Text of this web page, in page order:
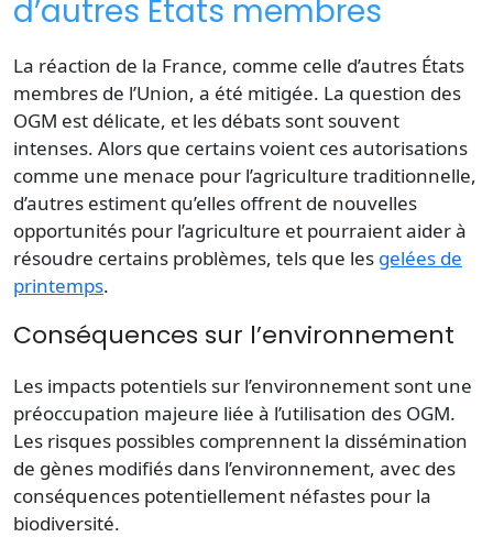
d’autres États membres
La réaction de la France, comme celle d’autres États
membres de l’Union, a été mitigée. La question des
OGM est délicate, et les débats sont souvent
intenses. Alors que certains voient ces autorisations
comme une menace pour l’agriculture traditionnelle,
d’autres estiment qu’elles offrent de nouvelles
opportunités pour l’agriculture et pourraient aider à
résoudre certains problèmes, tels que les gelées de
printemps.
Conséquences sur l’environnement
Les impacts potentiels sur l’environnement sont une
préoccupation majeure liée à l’utilisation des OGM.
Les risques possibles comprennent la dissémination
de gènes modifiés dans l’environnement, avec des
conséquences potentiellement néfastes pour la
biodiversité.